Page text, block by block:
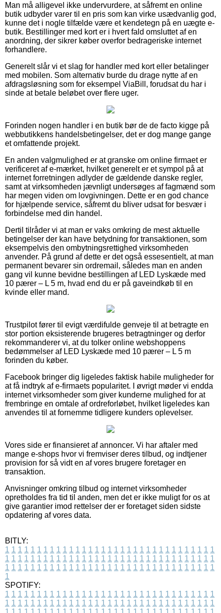
Man må alligevel ikke undervurdere, at såfremt en online
butik udbyder varer til en pris som kan virke usædvanlig god,
kunne det i nogle tilfælde være et kendetegn på en uægte e-
butik. Bestillinger med kort er i hvert fald omsluttet af en
anordning, der sikrer køber overfor bedrageriske internet
forhandlere.
Generelt slår vi et slag for handler med kort eller betalinger
med mobilen. Som alternativ burde du drage nytte af en
afdragsløsning som for eksempel ViaBill, forudsat du har i
sinde at betale beløbet over flere uger.
Forinden nogen handler i en butik bør de de facto kigge på
webbutikkens handelsbetingelser, det er dog mange gange
et omfattende projekt.
En anden valgmulighed er at granske om online firmaet er
verificeret af e-mærket, hvilket generelt er et sympol på at
internet forretningen adlyder de gældende danske regler,
samt at virksomheden jævnligt undersøges af fagmænd som
har megen viden om lovgivningen. Dette er en god chance
for hjælpende service, såfremt du bliver udsat for besvær i
forbindelse med din handel.
Dertil tilråder vi at man er vaks omkring de mest aktuelle
betingelser der kan have betydning for transaktionen, som
eksempelvis den ombytningsrettighed virksomheden
anvender. På grund af dette er det også essesentielt, at man
permanent bevarer sin ordremail, således man en anden
gang vil kunne bevidne bestillingen af LED Lyskæde med
10 pærer – L 5 m, hvad end du er på gaveindkøb til en
kvinde eller mand.
Trustpilot fører til evigt værdifulde genveje til at betragte en
stor portion eksisterende brugeres betragtninger og derfor
rekommanderer vi, at du tolker online webshoppens
bedømmelser af LED Lyskæde med 10 pærer – L 5 m
forinden du køber.
Facebook bringer dig ligeledes faktisk habile muligheder for
at få indtryk af e-firmaets popularitet. I øvrigt møder vi endda
internet virksomheder som giver kunderne mulighed for at
frembringe en omtale af ordreforløbet, hvilket ligeledes kan
anvendes til at fornemme tidligere kunders oplevelser.
Vores side er finansieret af annoncer. Vi har aftaler med
mange e-shops hvor vi fremviser deres tilbud, og indtjener
provision for så vidt en af vores brugere foretager en
transaktion.
Anvisninger omkring tilbud og internet virksomheder
opretholdes fra tid til anden, men det er ikke muligt for os at
give garantier imod rettelser der er foretaget siden sidste
opdatering af vores data.
BITLY:
1 1 1 1 1 1 1 1 1 1 1 1 1 1 1 1 1 1 1 1 1 1 1 1 1 1 1 1 1 1 1 1 1
1 1 1 1 1 1 1 1 1 1 1 1 1 1 1 1 1 1 1 1 1 1 1 1 1 1 1 1 1 1 1 1 1
1 1 1 1 1 1 1 1 1 1 1 1 1 1 1 1 1 1 1 1 1 1 1 1 1 1 1 1 1 1 1 1 1
1
SPOTIFY:
1 1 1 1 1 1 1 1 1 1 1 1 1 1 1 1 1 1 1 1 1 1 1 1 1 1 1 1 1 1 1 1 1
1 1 1 1 1 1 1 1 1 1 1 1 1 1 1 1 1 1 1 1 1 1 1 1 1 1 1 1 1 1 1 1 1